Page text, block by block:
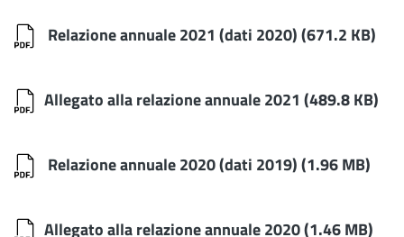
Relazione annuale 2021 (dati 2020)(671.2 KB)
Allegato alla relazione annuale 2021 (489.8 KB)
Relazione annuale 2020 (dati 2019)(1.96 MB)
Allegato alla relazione annuale 2020(1.46 MB)